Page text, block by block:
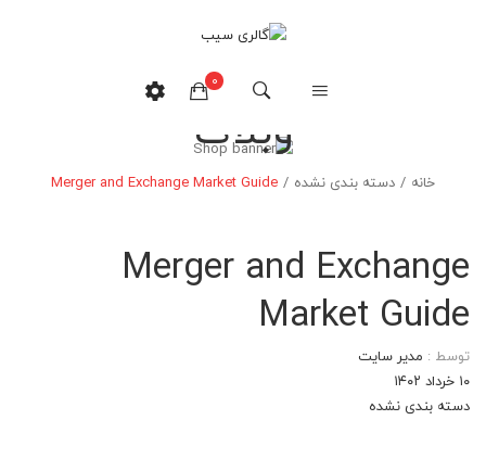
0
هیچ محصولی در سبدخرید نیست.
وبلاگ
خانه / دسته بندی نشده /
Merger and Exchange Market Guide
Merger and Exchange
Market Guide
توسط : مدیر سایت
۱۰ خرداد ۱۴۰۲
دسته بندی نشده